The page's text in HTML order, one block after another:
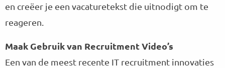
en creëer je een vacaturetekst die uitnodigt om te
reageren.
Maak Gebruik van Recruitment Video’s
Een van de meest recente IT recruitment innovaties